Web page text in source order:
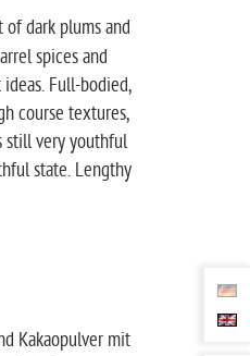
dark plums and
spices and
Full-bodied,
course textures,
still very youthful
state. Lengthy
Kakaopulver mit